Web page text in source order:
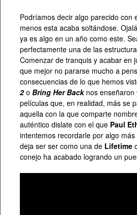
Podríamos decir algo parecido
menos esta acaba soltándose.
ya es algo en un año como este.
perfectamente una de las
Comenzar de tranquis y acabar en
que mejor no pararse mucho a
consecuencias de lo que hemos
2o Bring Her Backnos enseñaron
películas que, en realidad, más se
aquella con la que comparte
auténtico dislate con el que Paul
intentemos recordarle por algo más
deja ser ser como una de Lifetime
conejo ha acabado logrando un